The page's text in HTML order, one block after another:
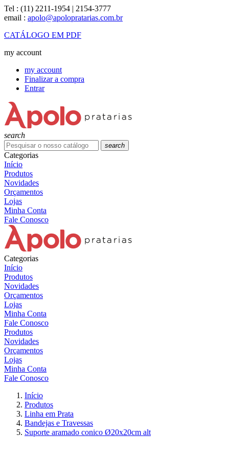
Tel : (11) 2211-1954 | 2154-3777
email : apolo@apolopratarias.com.br
CATÁLOGO EM PDF
my account
my account
Finalizar a compra
Entrar
search
search
Categorias
Início
Produtos
Novidades
Orçamentos
Lojas
Minha Conta
Fale Conosco
Categorias
Início
Produtos
Novidades
Orçamentos
Lojas
Minha Conta
Fale Conosco
Produtos
Novidades
Orçamentos
Lojas
Minha Conta
Fale Conosco
Início
Produtos
Linha em Prata
Bandejas e Travessas
Suporte aramado conico Ø20x20cm alt